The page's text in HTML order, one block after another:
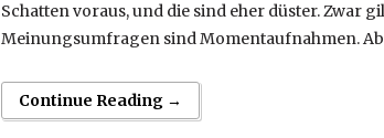
Schatten voraus, und die sind eher düster. Zwar
Meinungsumfragen sind Momentaufnahmen.
Continue Reading →